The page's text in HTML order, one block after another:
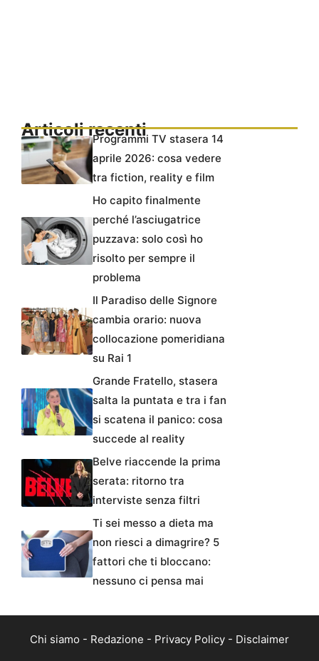
Articoli recentiProgrammi TV stasera 14
aprile 2026: cosa vedere
tra fiction, reality e film
Ho capito finalmente
perché l’asciugatrice
puzzava: solo così ho
risolto per sempre il
problema
Il Paradiso delle Signore
cambia orario: nuova
collocazione pomeridiana
su Rai 1
Grande Fratello, stasera
salta la puntata e tra i fan
si scatena il panico: cosa
succede al reality
Belve riaccende la prima
serata: ritorno tra
interviste senza filtri
Ti sei messo a dieta ma
non riesci a dimagrire? 5
fattori che ti bloccano:
nessuno ci pensa mai
Chi siamo - Redazione - Privacy Policy - Disclaimer